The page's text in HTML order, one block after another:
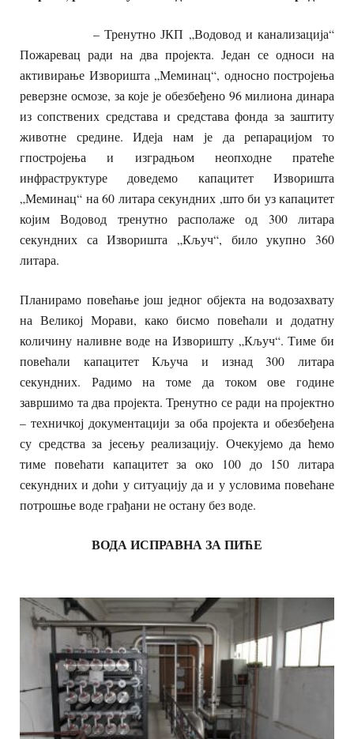
– Тренутно ЈКП „Водовод и канализација“
Пожаревац ради на два пројекта. Један се односи на
активирање Изворишта „Меминац“, односно постројења
реверзне осмозе, за које је обезбеђено 96 милиона динара
из сопствених средстава и средстава фонда за заштиту
животне средине. Идеја нам је да репарацијом то
гпостројења и изградњом неопходне пратеће
инфраструктуре доведемо капацитет Изворишта
„Меминац“ на 60 литара секундних ,што би уз капацитет
којим Водовод тренутно располаже од 300 литара
секундних са Изворишта „Кључ“, било укупно 360
литара.
Планирамо повећање још једног објекта на водозахвату
на Великој Морави, како бисмо повећали и додатну
количину наливне воде на Изворишту „Кључ“. Тиме би
повећали капацитет Кључа и изнад 300 литара
секундних. Радимо на томе да током ове године
завршимо та два пројекта. Тренутно се ради на пројектно
– техничкој документацији за оба пројекта и обезбеђена
су средства за јесењу реализацију. Очекујемо да ћемо
тиме повећати капацитет за око 100 до 150 литара
секундних и доћи у ситуацију да и у условима повећане
потрошње воде грађани не остану без воде.
ВОДА ИСПРАВНА ЗА ПИЋЕ